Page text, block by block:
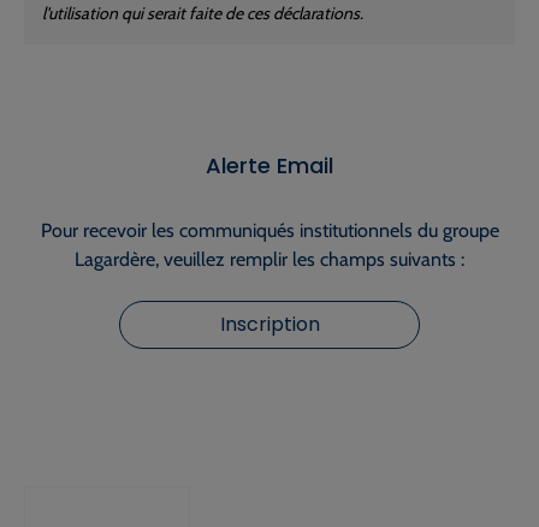
l'utilisation qui serait faite de ces déclarations.
Alerte Email
Pour recevoir les communiqués institutionnels du groupe
Lagardère, veuillez remplir les champs suivants :
Inscription